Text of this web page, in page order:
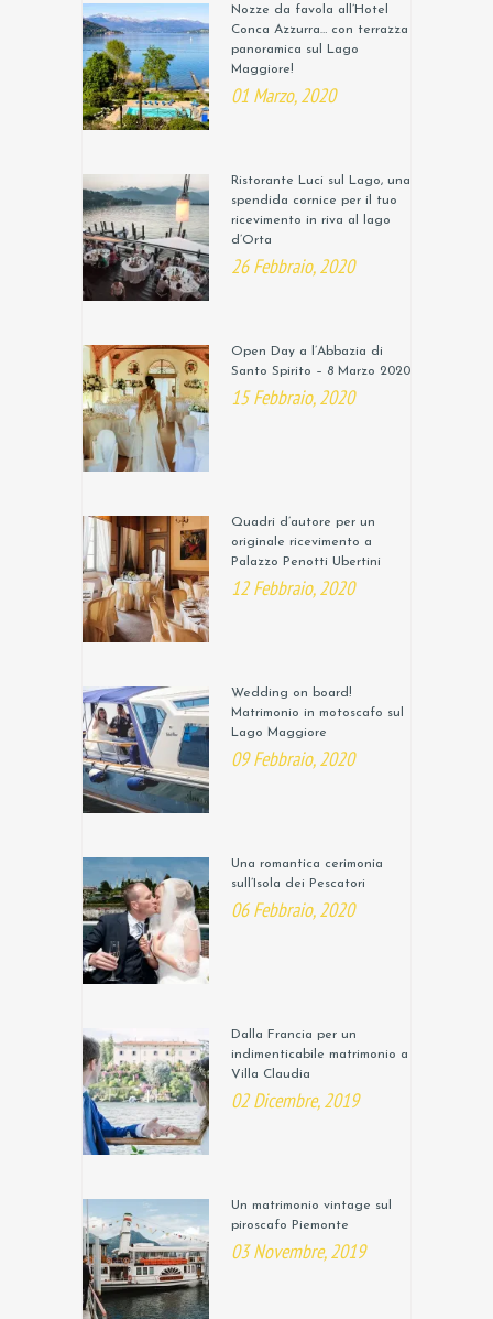
Nozze da favola all’Hotel
Conca Azzurra… con terrazza
panoramica sul Lago
Maggiore!
01 Marzo, 2020
Ristorante Luci sul Lago, una
spendida cornice per il tuo
ricevimento in riva al lago
d’Orta
26 Febbraio, 2020
Open Day a l’Abbazia di
Santo Spirito – 8 Marzo 2020
15 Febbraio, 2020
Quadri d’autore per un
originale ricevimento a
Palazzo Penotti Ubertini
12 Febbraio, 2020
Wedding on board!
Matrimonio in motoscafo sul
Lago Maggiore
09 Febbraio, 2020
Una romantica cerimonia
sull’Isola dei Pescatori
06 Febbraio, 2020
Dalla Francia per un
indimenticabile matrimonio a
Villa Claudia
02 Dicembre, 2019
Un matrimonio vintage sul
piroscafo Piemonte
03 Novembre, 2019